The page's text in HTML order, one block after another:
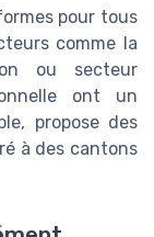
pour tous
comme la
ou secteur
ont un
propose des
à des cantons